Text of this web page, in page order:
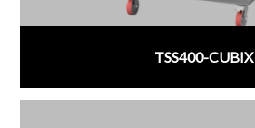
TSS400-CUBIX